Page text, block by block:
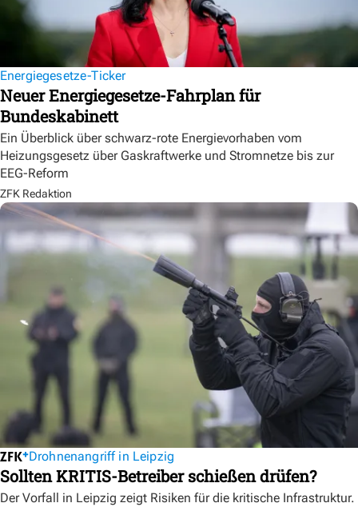
Energiegesetze-Ticker
Neuer Energiegesetze-Fahrplan für
Bundeskabinett
Ein Überblick über schwarz-rote Energievorhaben vom
Heizungsgesetz über Gaskraftwerke und Stromnetze bis zur
EEG-Reform
ZFK Redaktion
Drohnenangriff in Leipzig
Sollten KRITIS-Betreiber schießen drüfen?
Der Vorfall in Leipzig zeigt Risiken für die kritische Infrastruktur.